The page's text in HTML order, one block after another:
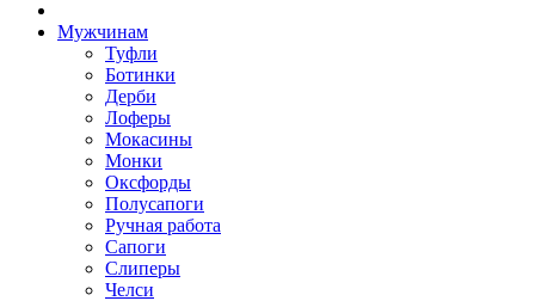
Мужчинам
Туфли
Ботинки
Дерби
Лоферы
Мокасины
Монки
Оксфорды
Полусапоги
Ручная работа
Сапоги
Слиперы
Челси